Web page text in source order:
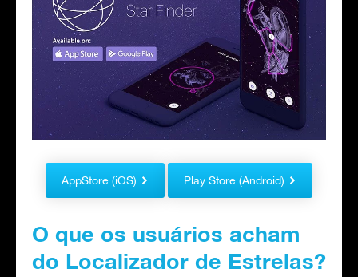
AppStore (iOS) Play Store (Android)
O que os usuários acham
do Localizador de Estrelas?